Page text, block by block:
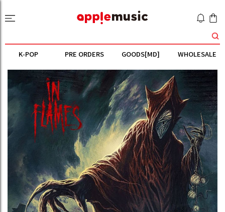
K-POP PRE ORDERS GOODS[MD] WHOLESALE